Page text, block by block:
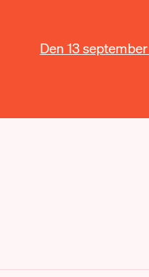
Den 13